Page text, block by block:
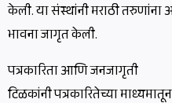
केली. या संस्थांनी मराठी तरुणांना
भावना जागृत केली.
पत्रकारिता आणि जनजागृती
टिळकांनी पत्रकारितेच्या